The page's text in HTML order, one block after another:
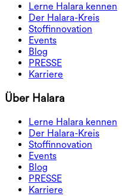
Lerne Halara kennen
Der Halara-Kreis
Stoffinnovation
Events
Blog
PRESSE
Karriere
Über Halara
Lerne Halara kennen
Der Halara-Kreis
Stoffinnovation
Events
Blog
PRESSE
Karriere